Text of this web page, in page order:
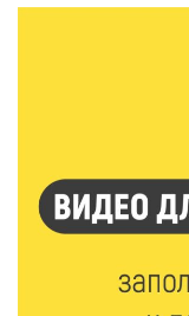
Калининские
область на
6 Авг 2026 15:48
Голубев